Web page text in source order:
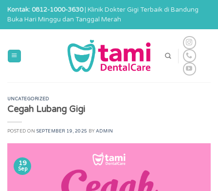
Skip
content
Kontak: 0812-1000-3630| Klinik Dokter Gigi Terbaik di Bandung
Buka Hari Minggu dan Tanggal Merah
UNCATEGORIZED
Cegah Lubang Gigi
POSTED ON SEPTEMBER 19, 2025 BY ADMIN
19
Sep